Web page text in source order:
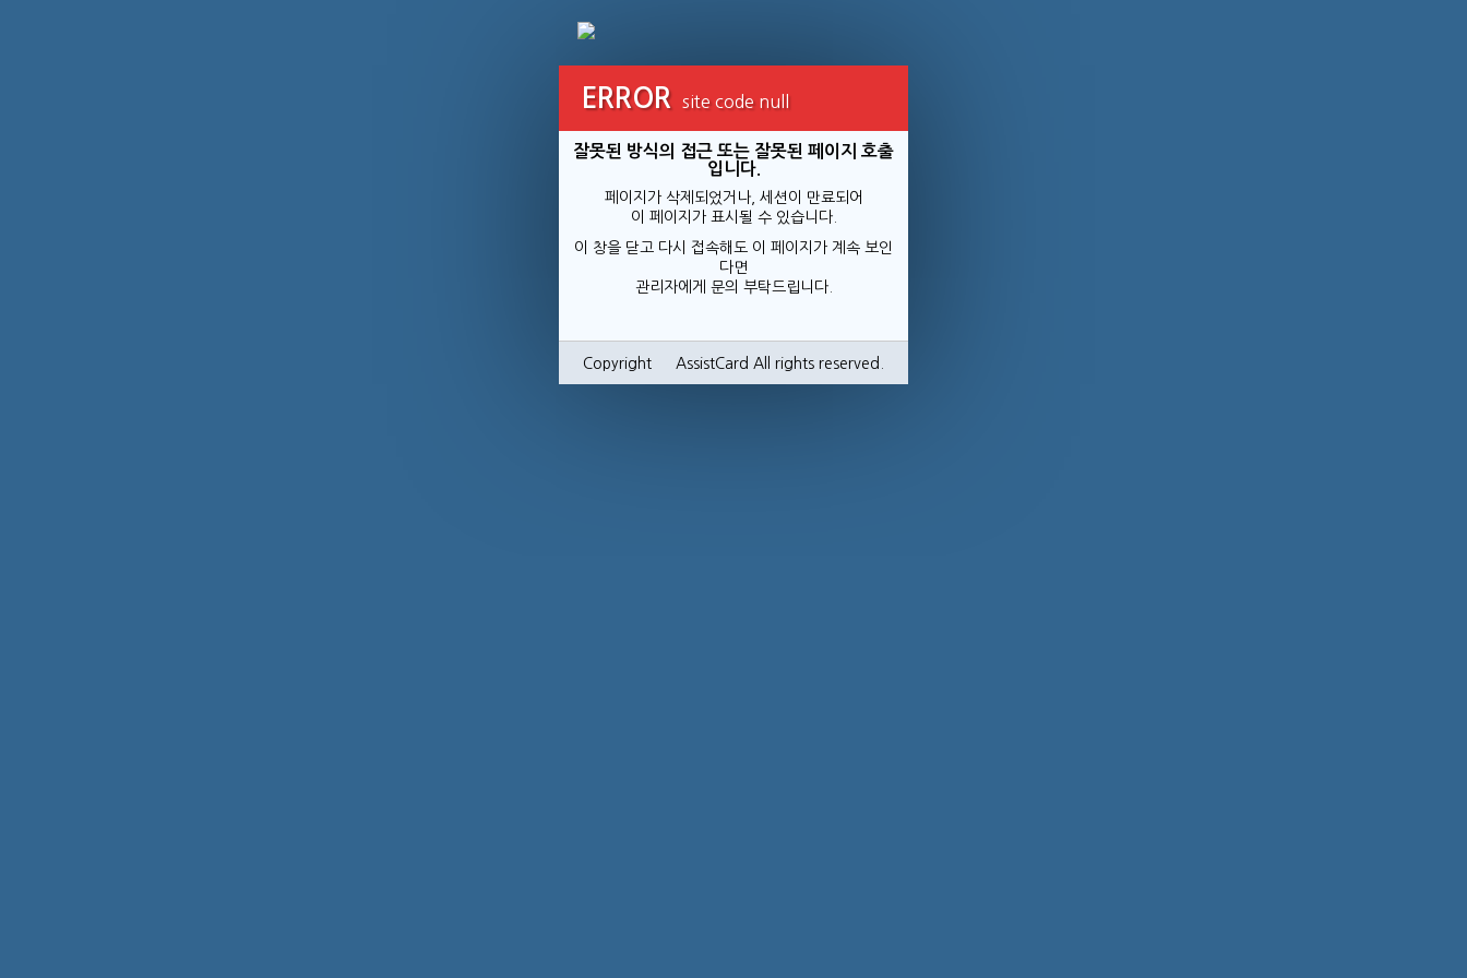
ERROR site code null
잘못된 방식의 접근 또는 잘못된 페이지 호출
입니다.
페이지가 삭제되었거나, 세션이 만료되어
이 페이지가 표시될 수 있습니다.
이 창을 닫고 다시 접속해도 이 페이지가 계속 보인
다면
관리자에게 문의 부탁드립니다.
Copyright © AssistCard All rights reserved.